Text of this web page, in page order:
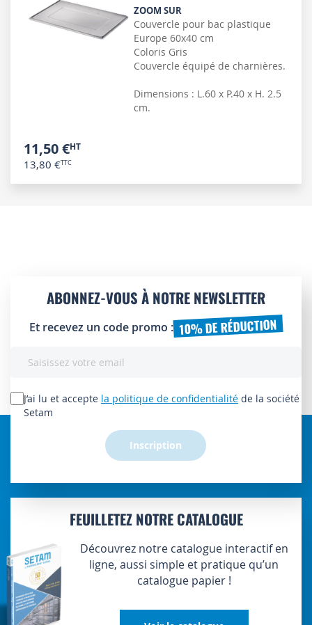
ZOOM SUR
Couvercle pour bac plastique
Europe 60x40 cm
Coloris Gris
Couvercle équipé de charnières.
Dimensions : L.60 x P.40 x H. 2.5
cm.
11,50 €
13,80 €
ABONNEZ-VOUS À NOTRE NEWSLETTER
Et recevez un code promo : 10% DE RÉDUCTION
lettre
d’information
J’ai lu et accepte la politique de confidentialité de la société
Setam
Inscription
FEUILLETEZ NOTRE CATALOGUE
Découvrez notre catalogue interactif en
ligne, aussi simple et pratique qu’un
catalogue papier !